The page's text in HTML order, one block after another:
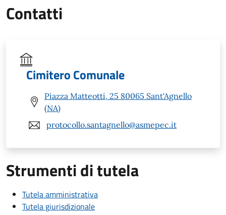
Contatti
Cimitero Comunale
Piazza Matteotti, 25 80065 Sant'Agnello
(NA)
protocollo.santagnello@asmepec.it
Strumenti di tutela
Tutela amministrativa
Tutela giurisdizionale